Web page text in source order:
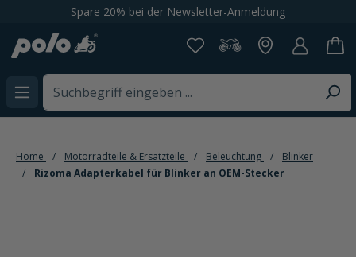
springenSpare 20% bei der Newsletter-Anmeldung
Home Motorradteile & Ersatzteile Beleuchtung
Blinker
Rizoma Adapterkabel für Blinker an OEM-Stecker